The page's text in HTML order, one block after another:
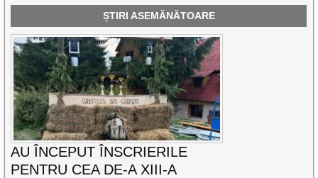
ȘTIRI ASEMĂNĂTOARE
AU ÎNCEPUT ÎNSCRIERILE
PENTRU CEA DE-A XIII-A